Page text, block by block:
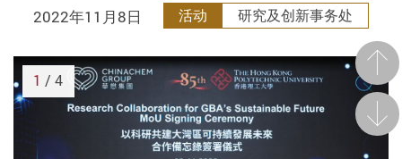
2022年11月8日 活动 研究及创新事务处
前
后一
1 / 4